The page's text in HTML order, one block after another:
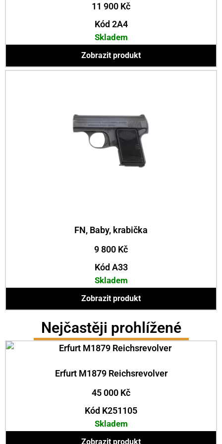
11 900 Kč
Kód 2A4
Skladem
Zobrazit produkt
FN, Baby, krabička
9 800 Kč
Kód A33
Skladem
Zobrazit produkt
Nejčastěji prohlížené
Erfurt M1879 Reichsrevolver
45 000 Kč
Kód K251105
Skladem
Zobrazit produkt